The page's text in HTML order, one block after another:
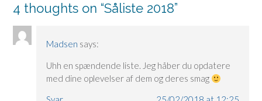
4 thoughts on “Såliste 2018”
Madsen says:
Uhh en spændende liste. Jeg håber du opdatere
med dine oplevelser af dem og deres smag